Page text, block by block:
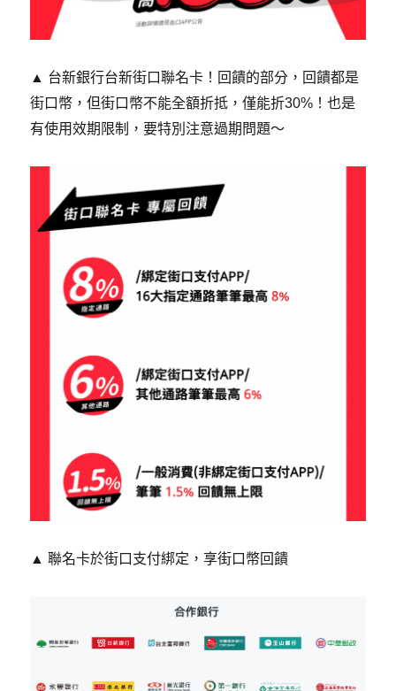
​▲ 台新銀行台新街口聯名卡！回饋的部分，回饋都是
街口幣，但街口幣不能全額折抵，僅能折30%！也是
有使用效期限制，要特別注意過期問題～
​▲ 聯名卡於街口支付綁定，享街口幣回饋